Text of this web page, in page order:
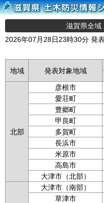
滋賀県全域
2026年07月28日23時30分 発
地域 発表対象地域
北部
彦根市
愛荘町
豊郷町
甲良町
多賀町
長浜市
米原市
高島市
大津市（北部）
大津市（南部）
草津市